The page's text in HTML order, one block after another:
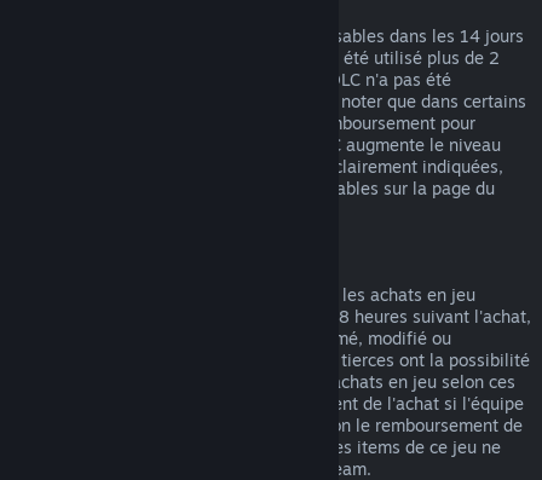
Les DLC achetés sur Steam sont remboursables dans les 14 jours
suivant l'achat et si le jeu de base n'a pas été utilisé plus de 2
heures après l'achat du DLC, tant que le DLC n'a pas été
consommé, modifié ou transféré. Veuillez noter que dans certains
cas, Steam ne pourra pas proposer de remboursement pour
certains DLC tiers (par exemple, si un DLC augmente le niveau
d'un personnage). Ces exceptions seront clairement indiquées,
avant l'achat, comme étant non remboursables sur la page du
Steam propose des remboursements pour les achats en jeu
effectués dans les jeux Valve durant les 48 heures suivant l'achat,
tant que l'item en jeu n'a pas été consommé, modifié ou
transféré. Les équipes de développement tierces ont la possibilité
d'autoriser les remboursements pour les achats en jeu selon ces
mêmes termes. Steam indiquera au moment de l'achat si l'équipe
de développement du jeu a autorisé ou non le remboursement de
l'item. Dans le cas contraire, les achats des items de ce jeu ne
pourront pas vous être remboursés via Steam.